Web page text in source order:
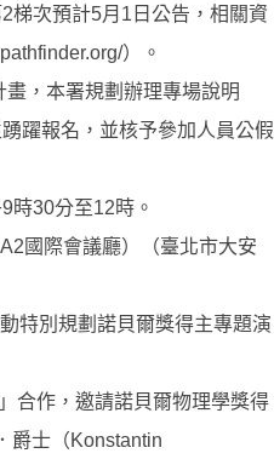
梯次預計5月1日公告，相關資
）。
，本署規劃辦理專場說明
躍報名，並核予參加人員公假
時30分至12時。
國際會議廳）（臺北市大安
特別規劃諾貝爾獎得主專題演
合作，邀請諾貝爾物理學獎得
爵士（Konstantin